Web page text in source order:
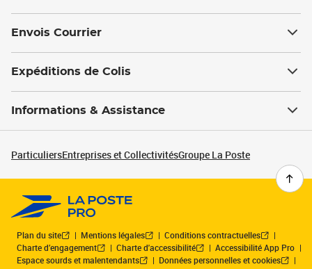
Envois Courrier
Expéditions de Colis
Informations & Assistance
ParticuliersEntreprises et CollectivitésGroupe La Poste
Plan du site Mentions légales
Conditions contractuelles
Charte d’engagement
Charte d'accessibilité
Accessibilité App Pro
Espace sourds et malentendants
Données personnelles et cookies